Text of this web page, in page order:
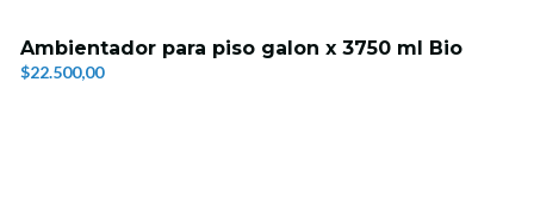
Ambientador para piso galon x 3750 ml Bio
$22.500,00